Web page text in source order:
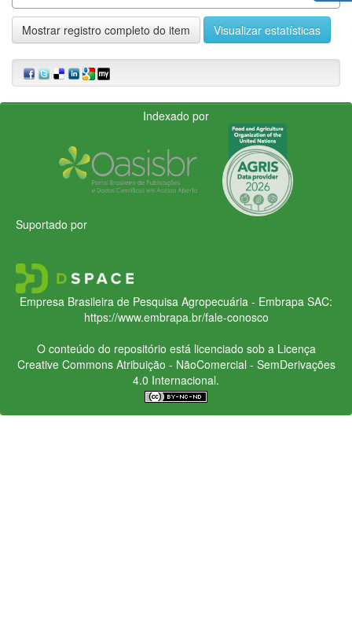
Mostrar registro completo do item Visualizar estatísticas
Indexado por
Suportado por
Empresa Brasileira de Pesquisa Agropecuária - Embrapa SAC:
https://www.embrapa.br/fale-conosco
O conteúdo do repositório está licenciado sob a Licença
Creative CommonsAtribuição - NãoComercial - SemDerivações
4.0 Internacional.